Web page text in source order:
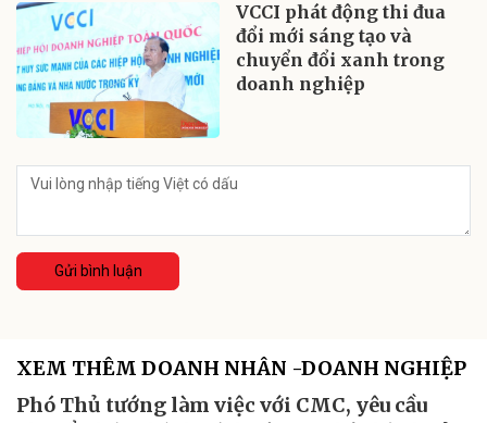
VCCI phát động thi đua
đổi mới sáng tạo và
chuyển đổi xanh trong
doanh nghiệp
Gửi bình luận
XEM THÊM DOANH NHÂN -DOANH NGHIỆP
Phó Thủ tướng làm việc với CMC, yêu cầu